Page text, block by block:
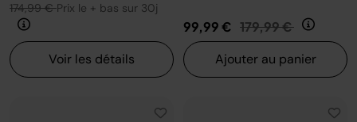
174,99 €Prix le + bas sur 30j
Voir les détails
99,99 € Prix réduit de
179,99 € au
Ajouter au panier